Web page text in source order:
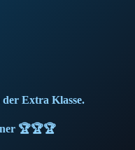
Extra Klasse.
🏆🏆🏆